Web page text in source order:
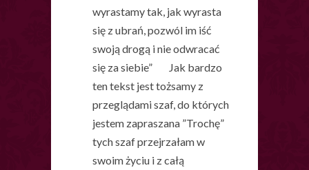
wyrastamy tak, jak wyrasta
się z ubrań, pozwól im iść
swoją drogą i nie odwracać
się za siebie” Jak bardzo
ten tekst jest tożsamy z
przeglądami szaf, do których
jestem zapraszana ”Trochę”
tych szaf przejrzałam w
swoim życiu i z całą